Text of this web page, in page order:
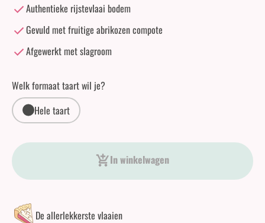
Authentieke rijstevlaai bodem
Gevuld met fruitige abrikozen compote
Afgewerkt met slagroom
Welk formaat taart wil je?
Hele taart
Rijstevlaai Abrikozen aantal
In winkelwagen
De allerlekkerste vlaaien